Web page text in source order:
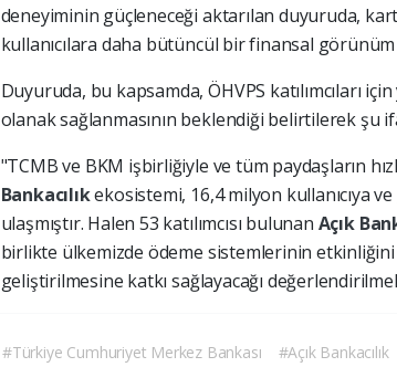
deneyiminin güçleneceği aktarılan duyuruda,
kullanıcılara daha bütüncül bir finansal
Duyuruda, bu kapsamda, ÖHVPS katılımcıları
olanak sağlanmasının beklendiği belirtilerek şu
"TCMB ve BKM işbirliğiyle ve tüm paydaşların
Bankacılıkekosistemi, 16,4 milyon kullanıcıya
ulaşmıştır. Halen 53 katılımcısı bulunan Açık
birlikte ülkemizde ödeme sistemlerinin etkinliğini
geliştirilmesine katkı sağlayacağı
#Türkiye Cumhuriyet Merkez Bankası #Açık Bankacılık